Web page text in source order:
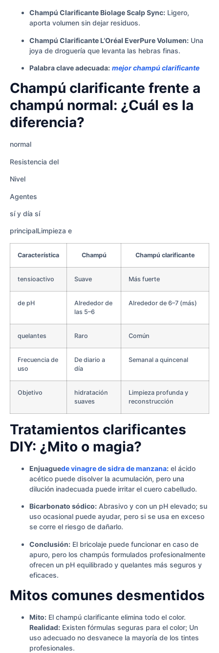
Champú Clarificante Biolage Scalp Sync: Ligero,
aporta volumen sin dejar residuos.
Champú Clarificante L’Oréal EverPure Volumen: Una
joya de droguería que levanta las hebras finas.
Palabra clave adecuada: mejor champú clarificante
Champú clarificante frente a
champú normal: ¿Cuál es la
diferencia?
normal
Resistencia del
Nivel
Agentes
sí y día sí
principalLimpieza e
Característica Champú Champú clarificante
tensioactivo Suave Más fuerte
de pH
Alrededor de
las 5–6
Alrededor de 6–7 (más)
quelantes Raro Común
Frecuencia de
uso
De diario a
día
Semanal a quincenal
Objetivo
hidratación
suaves
Limpieza profunda y
reconstrucción
Tratamientos clarificantes
DIY: ¿Mito o magia?
Enjuaguede vinagre de sidra de manzana: el ácido
acético puede disolver la acumulación, pero una
dilución inadecuada puede irritar el cuero cabelludo.
Bicarbonato sódico: Abrasivo y con un pH elevado; su
uso ocasional puede ayudar, pero si se usa en exceso
se corre el riesgo de dañarlo.
Conclusión: El bricolaje puede funcionar en caso de
apuro, pero los champús formulados profesionalmente
ofrecen un pH equilibrado y quelantes más seguros y
eficaces.
Mitos comunes desmentidos
Mito: El champú clarificante elimina todo el color.
Realidad: Existen fórmulas seguras para el color; Un
uso adecuado no desvanece la mayoría de los tintes
profesionales.